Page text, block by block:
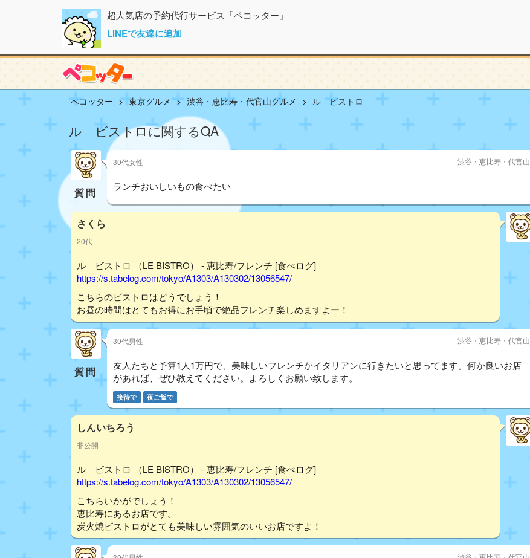
超人気店の予約代行サービス「ペコッター」
LINEで友達に追加
ペコッター 東京グルメ 渋谷・恵比寿・代官山グルメ ル ビストロ
ル ビストロに関するQA
質問
30代女性 渋谷・恵比寿・代官山
ランチおいしいもの食べたい
さくら
20代
ル ビストロ （LE BISTRO） - 恵比寿/フレンチ [食べログ]
https://s.tabelog.com/tokyo/A1303/A130302/13056547/
こちらのビストロはどうでしょう！
お昼の時間はとてもお得にお手頃で絶品フレンチ楽しめますよー！
質問
30代男性 渋谷・恵比寿・代官山
友人たちと予算1人1万円で、美味しいフレンチかイタリアンに行きたいと思ってます。何か良いお店
があれば、ぜひ教えてください。よろしくお願い致します。
接待で 夜ご飯で
しんいちろう
非公開
ル ビストロ （LE BISTRO） - 恵比寿/フレンチ [食べログ]
https://s.tabelog.com/tokyo/A1303/A130302/13056547/
こちらいかがでしょう！
恵比寿にあるお店です。
炭火焼ビストロがとても美味しい雰囲気のいいお店ですよ！